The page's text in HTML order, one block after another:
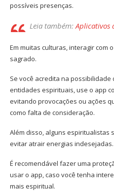
possíveis presenças.
Leia também: Aplicativos
Em muitas culturas, interagir com
sagrado.
Se você acredita na
entidades espirituais, use o app
evitando provocações ou ações
como falta de consideração.
Além disso, alguns espiritualistas
evitar atrair energias indesejadas.
É recomendável fazer uma
usar o app, caso você tenha
mais espiritual.